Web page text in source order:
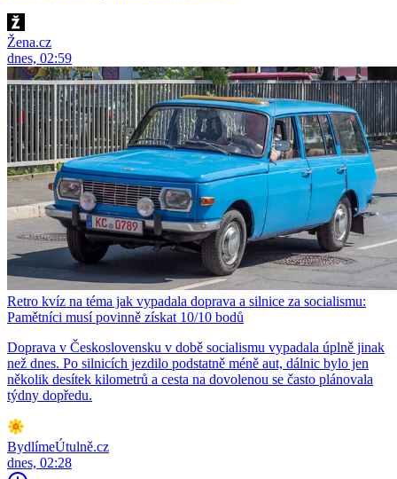
Žena.cz
dnes, 02:59
Retro kvíz na téma jak vypadala doprava a silnice za socialismu:
Pamětníci musí povinně získat 10/10 bodů
Doprava v Československu v době socialismu vypadala úplně jinak
než dnes. Po silnicích jezdilo podstatně méně aut, dálnic bylo jen
několik desítek kilometrů a cesta na dovolenou se často plánovala
týdny dopředu.
BydlímeÚtulně.cz
dnes, 02:28